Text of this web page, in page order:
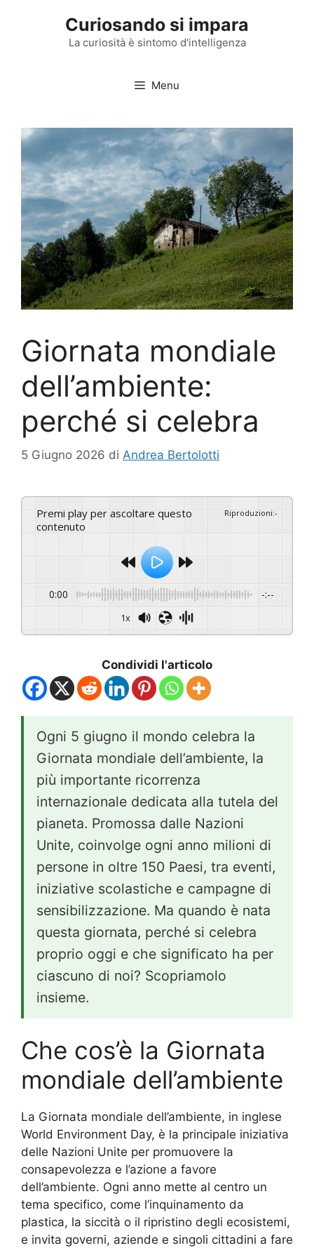
Curiosando si impara
La curiosità è sintomo d'intelligenza
Menu
Giornata mondiale
dell’ambiente:
perché si celebra
5 Giugno 2026 di Andrea Bertolotti
Premi play per ascoltare questo
contenuto
Riproduzioni:-
0:00 -:--
1x
Condividi l'articolo
Ogni 5 giugno il mondo celebra la
Giornata mondiale dell’ambiente, la
più importante ricorrenza
internazionale dedicata alla tutela del
pianeta. Promossa dalle Nazioni
Unite, coinvolge ogni anno milioni di
persone in oltre 150 Paesi, tra eventi,
iniziative scolastiche e campagne di
sensibilizzazione. Ma quando è nata
questa giornata, perché si celebra
proprio oggi e che significato ha per
ciascuno di noi? Scopriamolo
insieme.
Che cos’è la Giornata
mondiale dell’ambiente
La Giornata mondiale dell’ambiente, in inglese
World Environment Day, è la principale iniziativa
delle Nazioni Unite per promuovere la
consapevolezza e l’azione a favore
dell’ambiente. Ogni anno mette al centro un
tema specifico, come l’inquinamento da
plastica, la siccità o il ripristino degli ecosistemi,
e invita governi, aziende e singoli cittadini a fare